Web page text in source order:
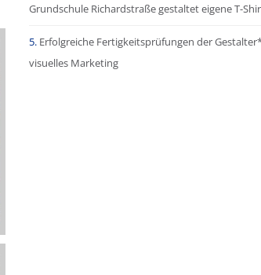
Grundschule Richardstraße gestaltet eigene T-
Erfolgreiche Fertigkeitsprüfungen der
visuelles Marketing